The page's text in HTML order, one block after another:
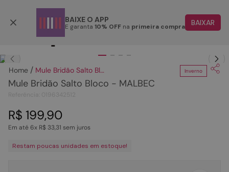
BAIXE O APP
E garanta 10% OFF na primeira compra BAIXAR
Mule Bridão Salto Bloco - MALBEC Inverno
Mule Bridão Salto Bloco - MALBEC
R$ 199,90
Em até6x R$ 33,31 sem juros
Restam poucas unidades em estoque!
1º
2º
tenis
4º
sandalia
5º
rasteira
6º
tamanco